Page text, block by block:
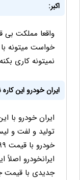
اکبر:
واقعا مملکت بی
خواست میتونه
نمیتونه کاری
ایران خودرو این
ایران خودرو
تولید و لفت و
ایرانخودرو